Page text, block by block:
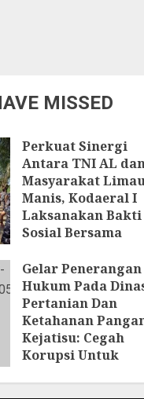
MISSED
Perkuat Sinergi
Antara TNI AL
Masyarakat
Manis, Kodaeral I
Laksanakan Bakti
Sosial Bersama
6 AGUSTUS 2026
Gelar Penerangan
Hukum Pada
Pertanian Dan
Ketahanan
Kejatisu: Cegah
Korupsi Untuk